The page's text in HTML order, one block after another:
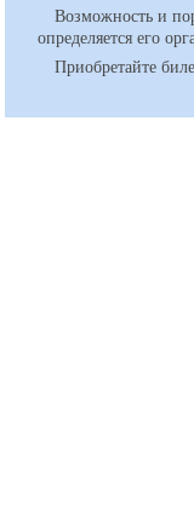
Возможность и
определяется его
Приобретайте